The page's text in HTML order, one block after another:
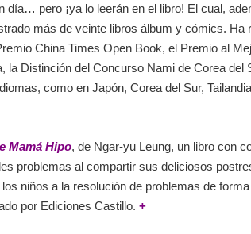
pero ¡ya lo leerán en el libro! El cual,
más de veinte libros álbum y cómics. Ha
China Times Open Book, el Premio al
la Distinción del Concurso Nami de Corea del
como en Japón, Corea del Sur,
Mamá Hipo, de Ngar-yu Leung, un libro con
problemas al compartir sus deliciosos
niños a la resolución de problemas de
por Ediciones Castillo. +